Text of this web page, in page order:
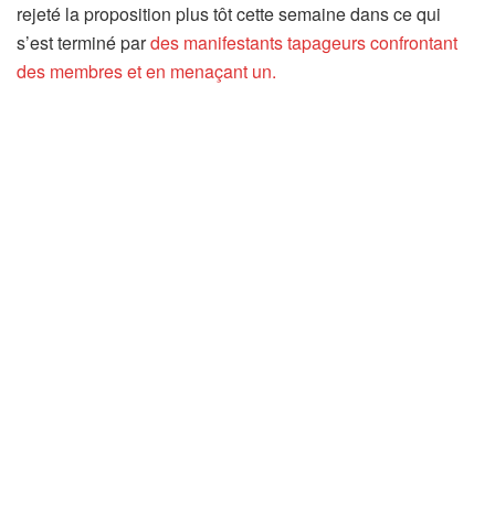
rejeté la proposition plus tôt cette semaine dans ce qui
s’est terminé pardes manifestants tapageurs confrontant
des membres et en menaçant un.